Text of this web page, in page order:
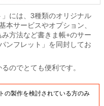
」には、3種類のオリジナル
本サービスやオプション、
方法など書きま帳+のサー
ンフレット」を同封してお
のでとても便利です。
の製作を検討されている方のみ